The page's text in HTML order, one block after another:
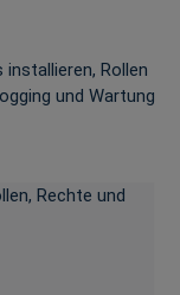
Rollen
und Wartung